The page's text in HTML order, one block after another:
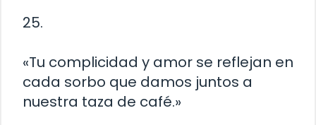
25.
«Tu complicidad y amor se reflejan en
cada sorbo que damos juntos a
nuestra taza de café.»